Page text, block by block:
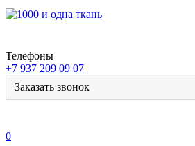
Телефоны
+7 937 209 09 07
Заказать звонок
0